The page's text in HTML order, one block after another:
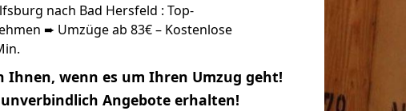
nach Bad Hersfeld : Top-
➨ Umzüge ab 83€ – Kostenlose
Ihnen, wenn es um Ihren Umzug geht!
Angebote erhalten!